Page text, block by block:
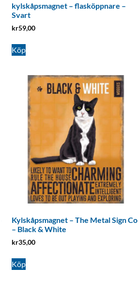
kylskåpsmagnet – flasköppnare –
Svart
kr59,00
Köp
Kylskåpsmagnet – The Metal Sign Co
– Black & White
kr35,00
Köp